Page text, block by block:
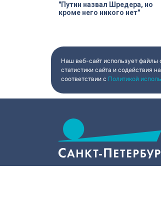
"Путин назвал Шредера, но
кроме него никого нет"
Наш веб-сайт использует файлы
статистики сайта и содействия
соответствии с Политикой